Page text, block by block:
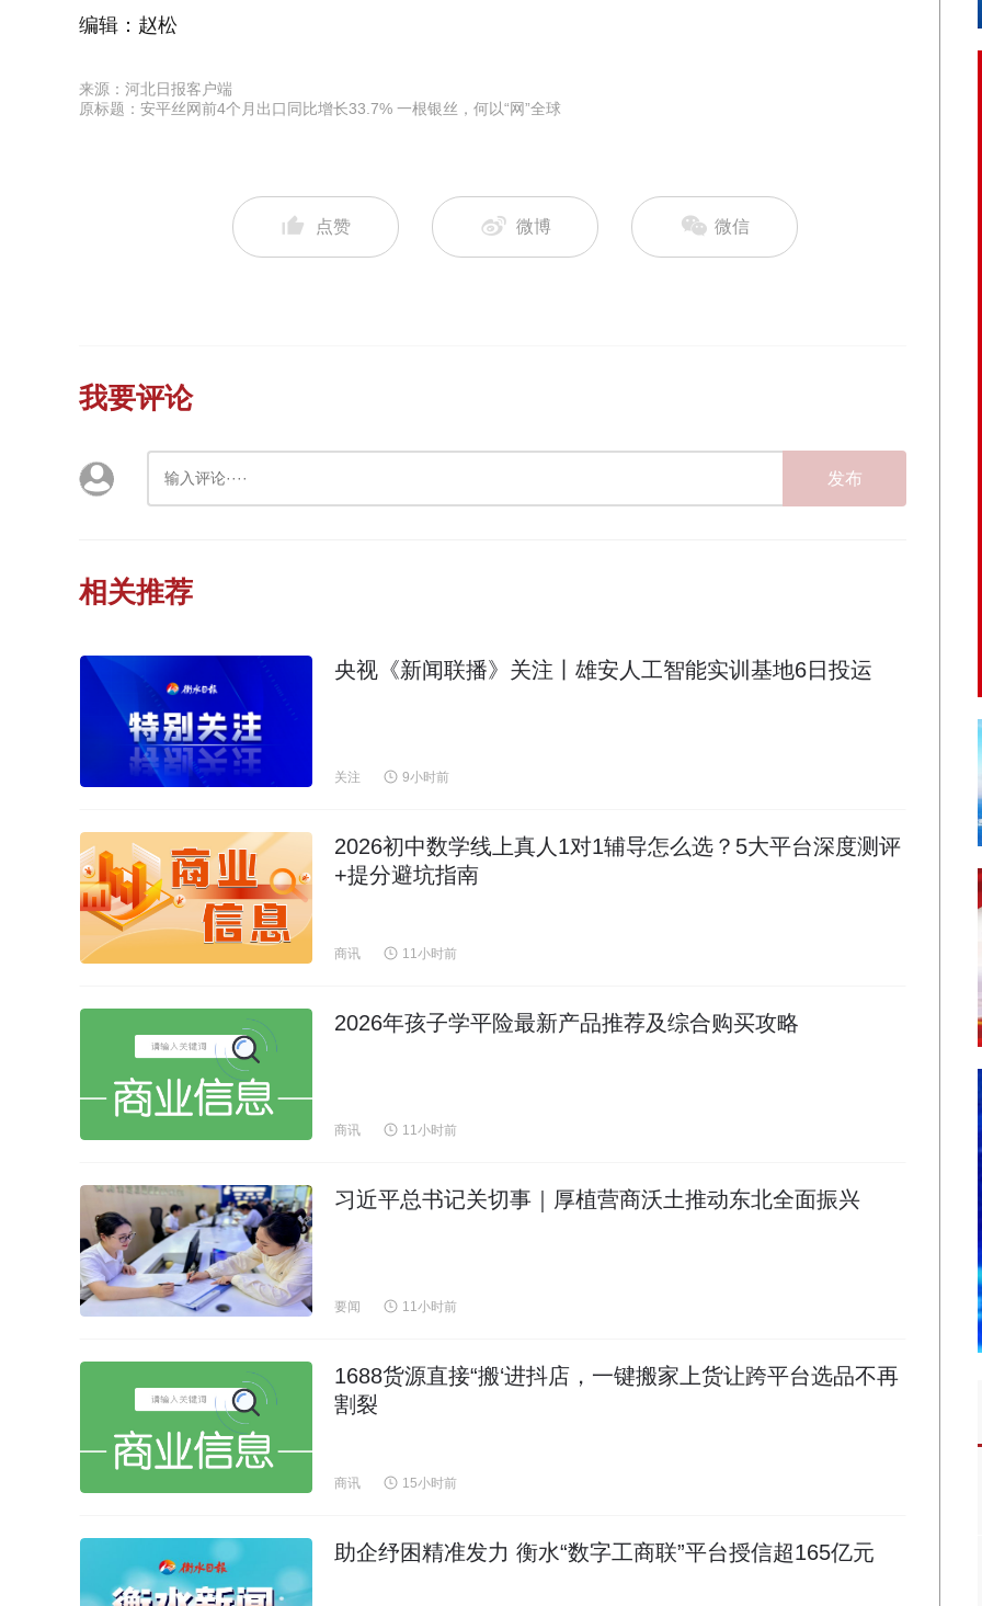
编辑：赵松
来源：河北日报客户端
原标题：安平丝网前4个月出口同比增长33.7% 一根银丝，何以“网”全球
点赞 微博 微信
我要评论
发布
相关推荐
央视《新闻联播》关注丨雄安人工智能实训基地6日投运
关注 9小时前
2026初中数学线上真人1对1辅导怎么选？5大平台深度测评
+提分避坑指南
商讯 11小时前
2026年孩子学平险最新产品推荐及综合购买攻略
商讯 11小时前
习近平总书记关切事｜厚植营商沃土推动东北全面振兴
要闻 11小时前
1688货源直接“搬‘进抖店，一键搬家上货让跨平台选品不再
割裂
商讯 15小时前
助企纾困精准发力 衡水“数字工商联”平台授信超165亿元